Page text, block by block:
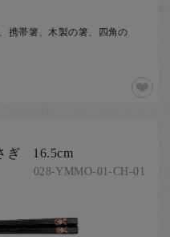
携帯箸、木製の箸、四角の
16.5cm
028-YMMO-01-CH-01